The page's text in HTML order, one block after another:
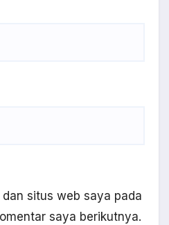
situs web saya pada
saya berikutnya.